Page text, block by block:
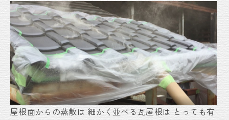
屋根面からの蒸散は細かく並べる瓦屋根は とっても有